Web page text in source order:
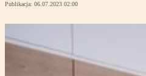
Publikacja: 06.07.2023 02:00